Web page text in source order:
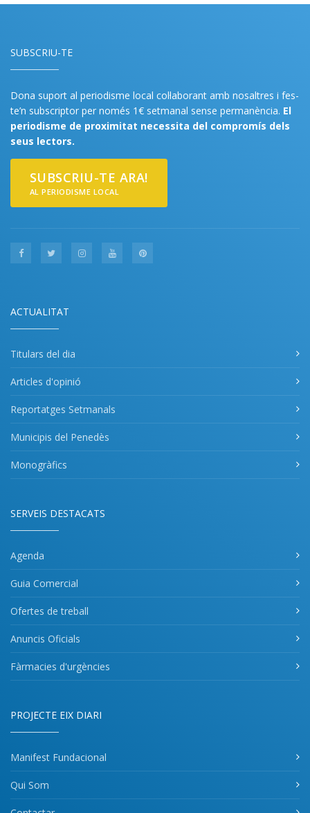
SUBSCRIU-TE
Dona suport al periodisme local col·laborant amb nosaltres i fes-
te’n subscriptor per només 1€ setmanal sense permanència. El
periodisme de proximitat necessita del compromís dels
seus lectors.
SUBSCRIU-TE ARA!
AL PERIODISME LOCAL
ACTUALITAT
Titulars del dia
Articles d'opinió
Reportatges Setmanals
Municipis del Penedès
Monogràfics
SERVEIS DESTACATS
Agenda
Guia Comercial
Ofertes de treball
Anuncis Oficials
Fàrmacies d'urgències
PROJECTE EIX DIARI
Manifest Fundacional
Qui Som